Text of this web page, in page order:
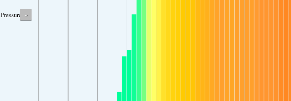
Pressure -